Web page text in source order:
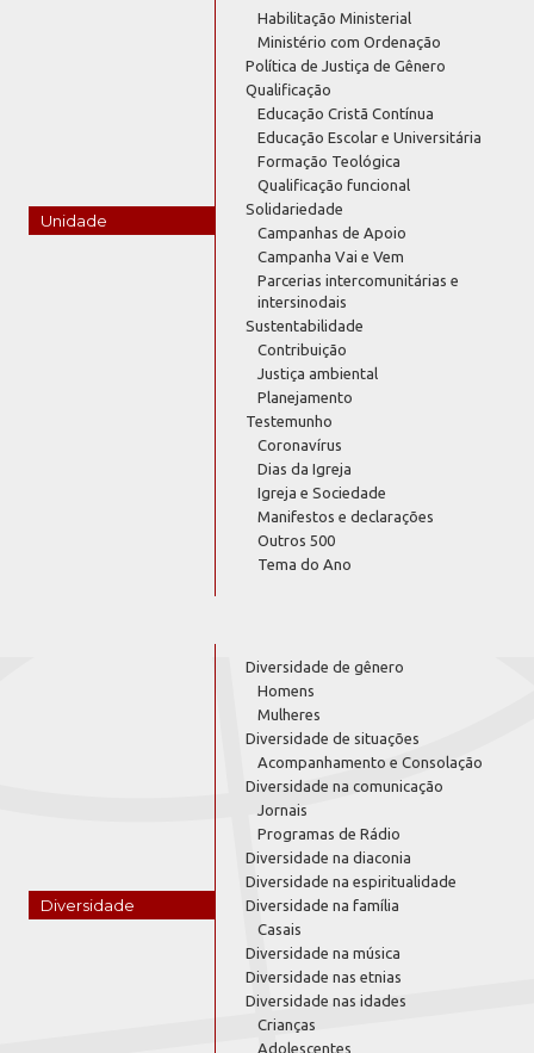
Unidade
Habilitação Ministerial
Ministério com Ordenação
Política de Justiça de Gênero
Qualificação
Educação Cristã Contínua
Educação Escolar e Universitária
Formação Teológica
Qualificação funcional
Solidariedade
Campanhas de Apoio
Campanha Vai e Vem
Parcerias intercomunitárias e
intersinodais
Sustentabilidade
Contribuição
Justiça ambiental
Planejamento
Testemunho
Coronavírus
Dias da Igreja
Igreja e Sociedade
Manifestos e declarações
Outros 500
Tema do Ano
Diversidade
Diversidade de gênero
Homens
Mulheres
Diversidade de situações
Acompanhamento e Consolação
Diversidade na comunicação
Jornais
Programas de Rádio
Diversidade na diaconia
Diversidade na espiritualidade
Diversidade na família
Casais
Diversidade na música
Diversidade nas etnias
Diversidade nas idades
Crianças
Adolescentes